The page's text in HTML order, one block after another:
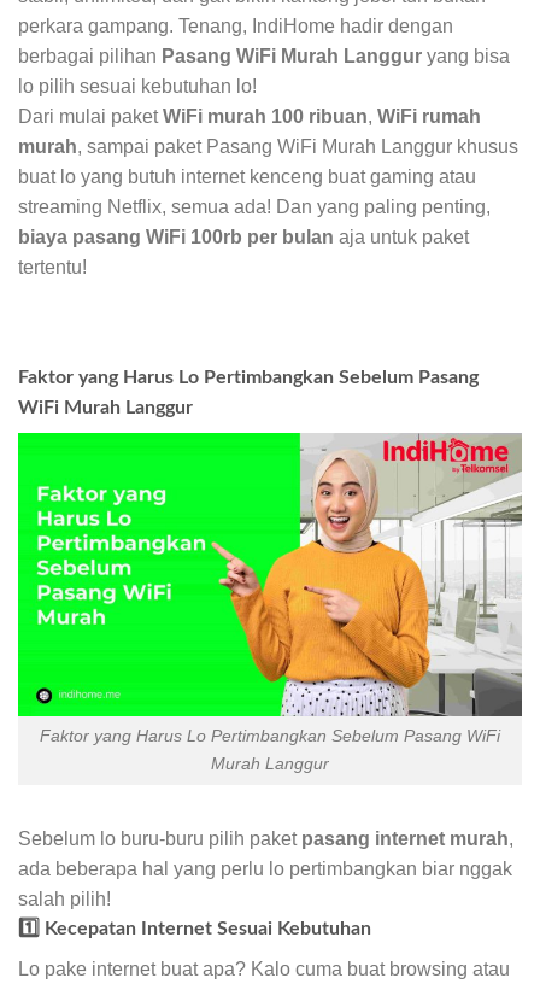
perkara gampang. Tenang, IndiHome hadir dengan
berbagai pilihan Pasang WiFi Murah Langgur yang bisa
lo pilih sesuai kebutuhan lo!
Dari mulai paketWiFi murah 100 ribuan, WiFi rumah
murah, sampai paket Pasang WiFi Murah Langgur khusus
buat lo yang butuh internet kenceng buat gaming atau
streaming Netflix, semua ada! Dan yang paling penting,
biaya pasang WiFi 100rb per bulan aja untuk paket
tertentu!
Faktor yang Harus Lo Pertimbangkan Sebelum Pasang
WiFi Murah Langgur
Faktor yang Harus Lo Pertimbangkan Sebelum Pasang WiFi
Murah Langgur
Sebelum lo buru-buru pilih paket pasang internet murah,
ada beberapa hal yang perlu lo pertimbangkan biar nggak
salah pilih!
1️⃣ Kecepatan Internet Sesuai Kebutuhan
Lo pake internet buat apa? Kalo cuma buat browsing atau